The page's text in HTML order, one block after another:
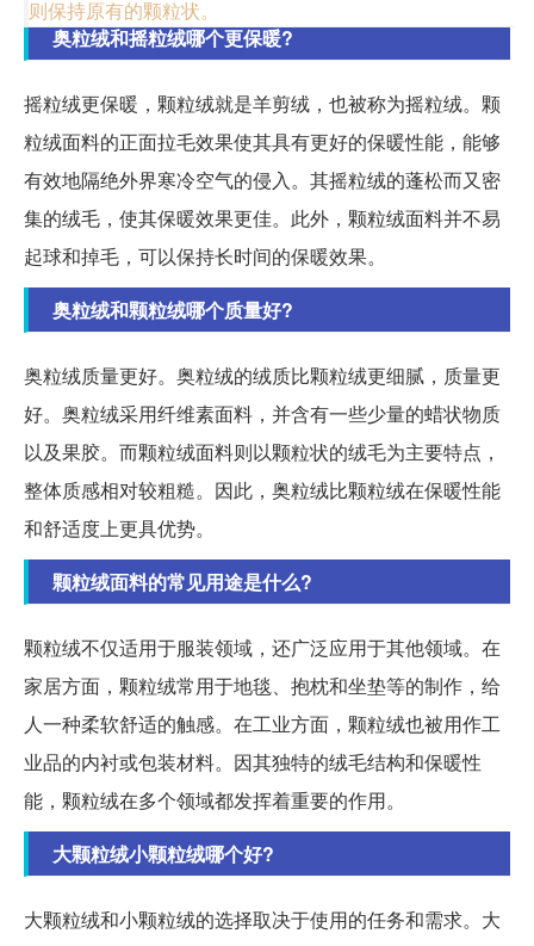
则保持原有的颗粒状。
奥粒绒和摇粒绒哪个更保暖?
摇粒绒更保暖，颗粒绒就是羊剪绒，也被称为摇粒绒。颗
粒绒面料的正面拉毛效果使其具有更好的保暖性能，能够
有效地隔绝外界寒冷空气的侵入。其摇粒绒的蓬松而又密
集的绒毛，使其保暖效果更佳。此外，颗粒绒面料并不易
起球和掉毛，可以保持长时间的保暖效果。
奥粒绒和颗粒绒哪个质量好?
奥粒绒质量更好。奥粒绒的绒质比颗粒绒更细腻，质量更
好。奥粒绒采用纤维素面料，并含有一些少量的蜡状物质
以及果胶。而颗粒绒面料则以颗粒状的绒毛为主要特点，
整体质感相对较粗糙。因此，奥粒绒比颗粒绒在保暖性能
和舒适度上更具优势。
颗粒绒面料的常见用途是什么?
颗粒绒不仅适用于服装领域，还广泛应用于其他领域。在
家居方面，颗粒绒常用于地毯、抱枕和坐垫等的制作，给
人一种柔软舒适的触感。在工业方面，颗粒绒也被用作工
业品的内衬或包装材料。因其独特的绒毛结构和保暖性
能，颗粒绒在多个领域都发挥着重要的作用。
大颗粒绒小颗粒绒哪个好?
大颗粒绒和小颗粒绒的选择取决于使用的任务和需求。大